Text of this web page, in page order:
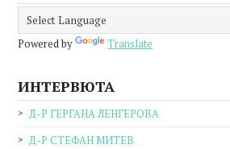
Powered by Translate
ИНТЕРВЮТА
Д-Р ГЕРГАНА ЛЕНГЕРОВА
Д-Р СТЕФАН МИТЕВ